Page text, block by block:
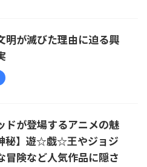
明が滅びた理由に迫る興
ドが登場するアニメの魅
秘】遊☆戯☆王やジョジ
冒険など人気作品に隠さ